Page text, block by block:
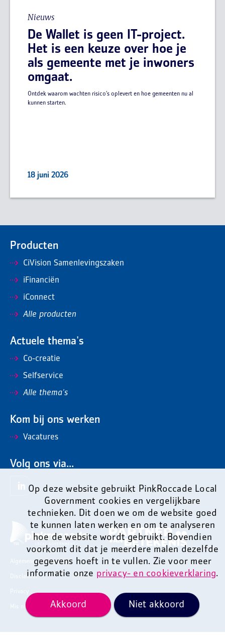
Nieuws
De Wallet is geen IT-project.
Het is een keuze over hoe je
als gemeente met je inwoners
omgaat.
Ontdek waarom wachten risico’s oplevert en hoe gemeenten nu al
kunnen starten.
18 juni 2026
Op deze website gebruikt PinkRoccade Local
Government cookies en vergelijkbare
technieken. Dit doen we om de website goed
te kunnen laten werken en om te analyseren
hoe de website wordt gebruikt. Bovendien
voorkomt dit dat je meerdere malen dezelfde
gegevens hoeft in te vullen. Zie voor meer
informatie onze privacy- en cookieverklaring.
Akkoord Niet akkoord
Producten
CiVision Samenlevingszaken
iFinanciën
iConnect
Alle producten
Actuele thema's
Co-creatie
Selfservice
Alle thema's
Kom bij ons werken
Vacatures
Volg ons via...
Algemene voorwaarden
Disclaimer
Privacy
Mis niets en ontvang onze nieuwsbrief